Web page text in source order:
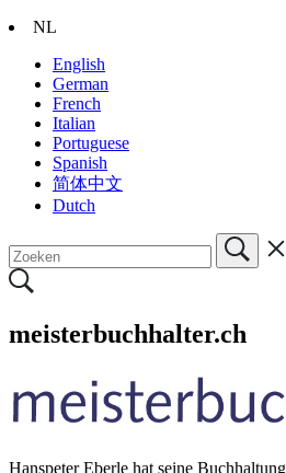
NL
English
German
French
Italian
Portuguese
Spanish
简体中文
Dutch
meisterbuchhalter.ch
Hanspeter Eberle hat seine